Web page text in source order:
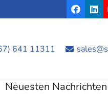
641 11311
Neuesten Nachrichten